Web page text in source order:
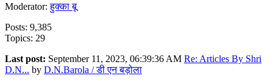
Moderator:हुक्का बू
Posts: 9,385
Topics: 29
Last post: September 11, 2023, 06:39:36 AM Re: Articles By Shri
D.N... by D.N.Barola / डी एन बड़ोला